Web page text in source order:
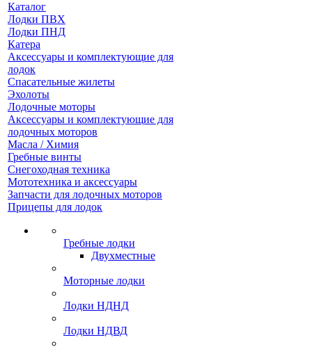
Каталог
Лодки ПВХ
Лодки ПНД
Катера
Аксессуары и комплектующие для
лодок
Спасательные жилеты
Эхолоты
Лодочные моторы
Аксессуары и комплектующие для
лодочных моторов
Масла / Химия
Гребные винты
Снегоходная техника
Мототехника и аксессуары
Запчасти для лодочных моторов
Прицепы для лодок
Гребные лодки
Двухместные
Моторные лодки
Лодки НДНД
Лодки НДВД